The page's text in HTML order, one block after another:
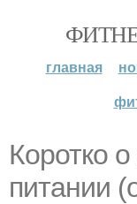
главная
Коротко
питании